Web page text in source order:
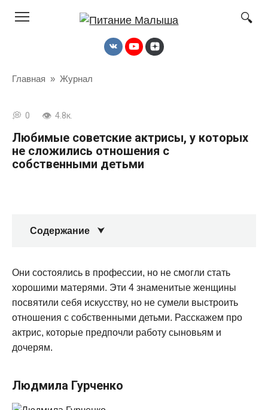
Главная » Журнал
0 4.8к.
Любимые советские актрисы, у которых
не сложились отношения с
собственными детьми
Содержание
Они состоялись в профессии, но не смогли стать
хорошими матерями. Эти 4 знаменитые женщины
посвятили себя искусству, но не сумели выстроить
отношения с собственными детьми. Расскажем про
актрис, которые предпочли работу сыновьям и
дочерям.
Людмила Гурченко